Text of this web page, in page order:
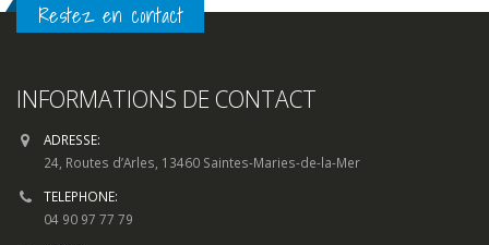
Restez en contact
INFORMATIONS DE CONTACT
ADRESSE:
24, Routes d’Arles, 13460 Saintes-Maries-de-la-Mer
TELEPHONE:
04 90 97 77 79